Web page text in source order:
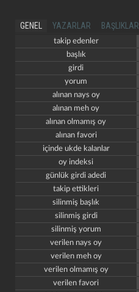
GENEL YAZARLAR BAŞLIKLAR
takip edenler
başlık
girdi
yorum
alınan nays oy
alınan meh oy
alınan olmamış oy
alınan favori
içinde ukde kalanlar
oy indeksi
günlük girdi adedi
takip ettikleri
silinmiş başlık
silinmiş girdi
silinmiş yorum
verilen nays oy
verilen meh oy
verilen olmamış oy
verilen favori